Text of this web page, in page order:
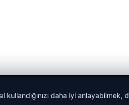
kullandığınızı daha iyi